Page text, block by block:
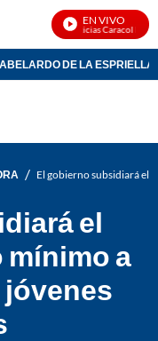
EN VIVO
Noticias Caracol En
ABELARDO DE LA ESPRIELLA
/ El gobierno subsidiará el
el
mínimo a